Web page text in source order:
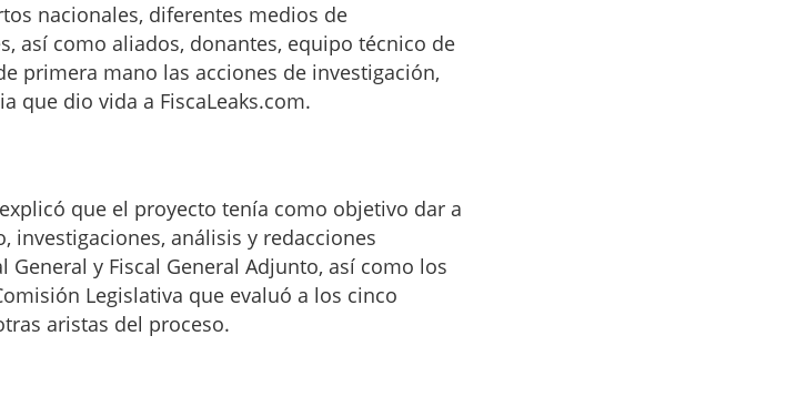
nacionales, diferentes medios de
así como aliados, donantes, equipo técnico de
primera mano las acciones de investigación,
que dio vida a FiscaLeaks.com.
que el proyecto tenía como objetivo dar a
análisis y redacciones
y Fiscal General Adjunto, así como los
Legislativa que evaluó a los cinco
aristas del proceso.